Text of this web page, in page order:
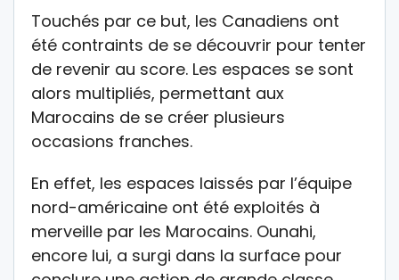
Touchés par ce but, les Canadiens ont
été contraints de se découvrir pour tenter
de revenir au score. Les espaces se sont
alors multipliés, permettant aux
Marocains de se créer plusieurs
occasions franches.
En effet, les espaces laissés par l’équipe
nord-américaine ont été exploités à
merveille par les Marocains. Ounahi,
encore lui, a surgi dans la surface pour